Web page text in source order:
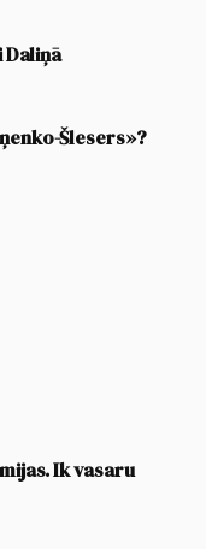
Šlesers»?
Ik vasaru